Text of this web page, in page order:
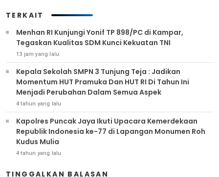
TERKAIT
Menhan RI Kunjungi Yonif TP 898/PC di Kampar,
Tegaskan Kualitas SDM Kunci Kekuatan TNI
13 jam yang lalu
Kepala Sekolah SMPN 3 Tunjung Teja : Jadikan
Momentum HUT Pramuka Dan HUT RI Di Tahun Ini
Menjadi Perubahan Dalam Semua Aspek
4 tahun yang lalu
Kapolres Puncak Jaya Ikuti Upacara Kemerdekaan
Republik Indonesia ke-77 di Lapangan Monumen Roh
Kudus Mulia
4 tahun yang lalu
TINGGALKAN BALASAN